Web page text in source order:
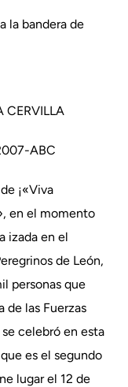
la bandera de
CERVILLA
ABC
¡«Viva
en el momento
izada en el
de León,
personas que
de las Fuerzas
celebró en esta
es el segundo
lugar el 12 de